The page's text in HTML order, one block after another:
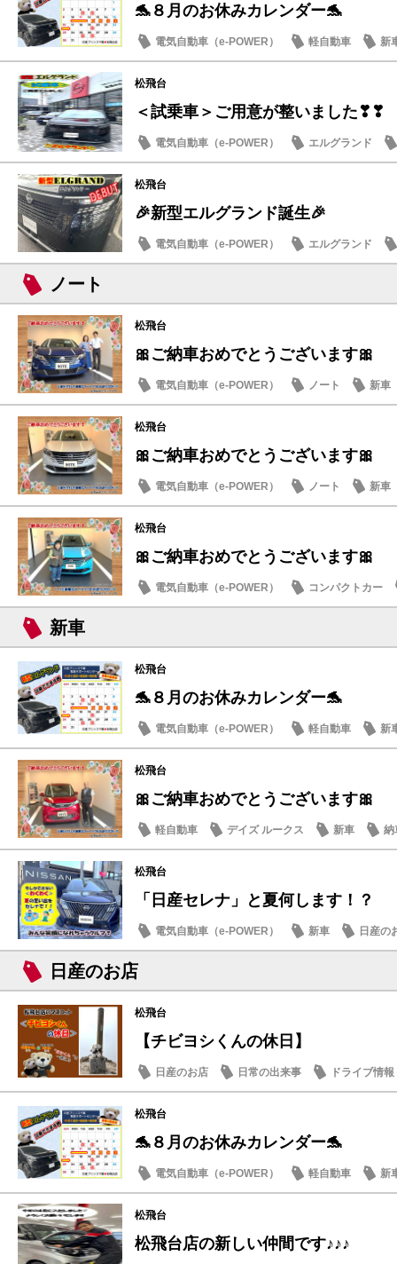
🐬８月のお休みカレンダー🐬
電気自動車（e-POWER） 軽自動車
新
日産のお店
松飛台
＜試乗車＞ご用意が整いました❣❣
電気自動車（e-POWER）
エルグランド
日産のお店
松飛台
🎉新型エルグランド誕生🎉
電気自動車（e-POWER）
エルグランド
日産のお店
ノート
松飛台
🎀ご納車おめでとうございます🎀
電気自動車（e-POWER） ノート 新車
松飛台
🎀ご納車おめでとうございます🎀
電気自動車（e-POWER） ノート 新車
松飛台
🎀ご納車おめでとうございます🎀
電気自動車（e-POWER）
コンパクトカー
納車式
新車
松飛台
🐬８月のお休みカレンダー🐬
電気自動車（e-POWER） 軽自動車
新
日産のお店
松飛台
🎀ご納車おめでとうございます🎀
軽自動車 デイズ ルークス 新車 納
松飛台
「日産セレナ」と夏何します！？
電気自動車（e-POWER） 新車 日産の
日産のお店
松飛台
【チビヨシくんの休日】
日産のお店 日常の出来事 ドライブ情報
松飛台
🐬８月のお休みカレンダー🐬
電気自動車（e-POWER） 軽自動車
新
日産のお店
松飛台
松飛台店の新しい仲間です♪♪♪